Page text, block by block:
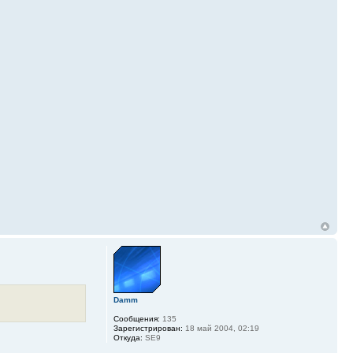
Damm
Сообщения: 135
Зарегистрирован: 18 май 2004, 02:19
Откуда: SE9